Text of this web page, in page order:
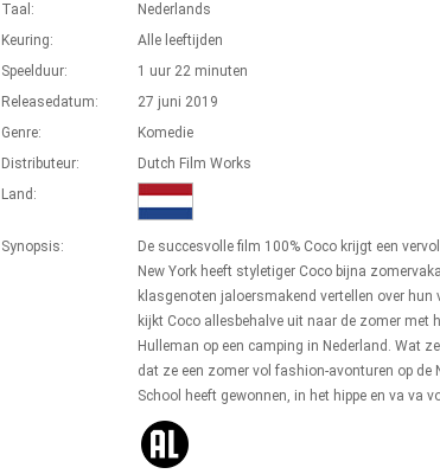
Taal:
Nederlands
Keuring:
Alle leeftijden
Speelduur:
1 uur 22 minuten
Releasedatum:
27 juni 2019
Genre:
Komedie
Distributeur:
Dutch Film Works
Land:
Synopsis:
De succesvolle film 100% Coco krijgt een
New York heeft styletiger Coco bijna
klasgenoten jaloersmakend vertellen over hun
kijkt Coco allesbehalve uit naar de zomer met
Hulleman op een camping in Nederland. Wat
dat ze een zomer vol fashion-avonturen op de
School heeft gewonnen, in het hippe en va va